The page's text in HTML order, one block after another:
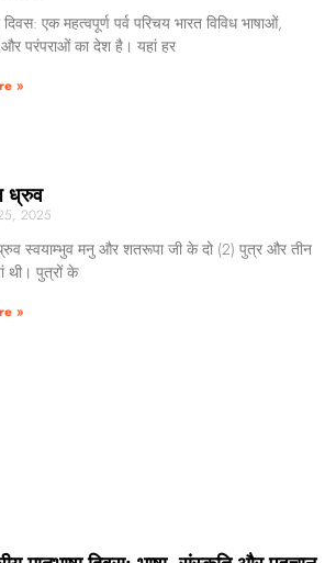
दिवस: एक महत्वपूर्ण पर्व परिचय भारत विविध भाषाओं,
परंपराओं का देश है। यहां हर
»
ध्रुव
2025
स्वयाम्भुव मनु और शतरूपा जी के दो (2) पुत्र और तीन
थी। पुत्रों के
»